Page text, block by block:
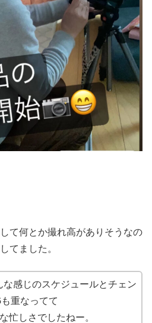
て何とか撮れ高がありそうなの
てました。
な感じのスケジュールとチェン
も重なってて
忙しさでしたねー。